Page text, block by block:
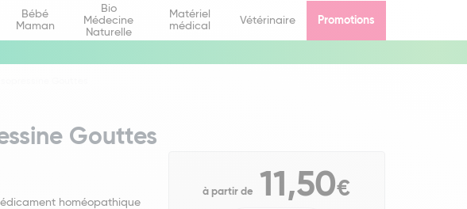
Bébé
Maman
Bio
Médecine
Naturelle
Matériel
médical
Vétérinaire Promotions
Gouttes
homéopathique
à partir de 11,50€